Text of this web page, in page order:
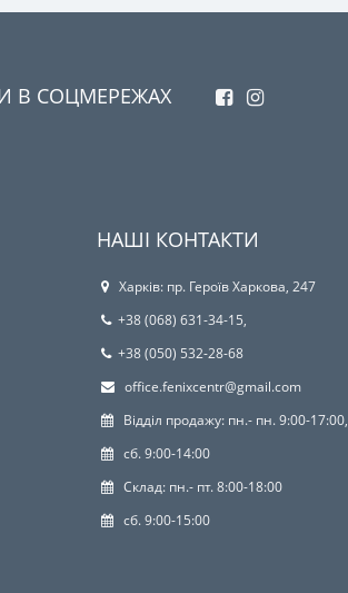
В СОЦМЕРЕЖАХ
НАШІ КОНТАКТИ
Харків: пр. Героїв Харкова, 247
+38 (068) 631-34-15,
+38 (050) 532-28-68
office.fenixcentr@gmail.com
Відділ продажу: пн.- пн. 9:00-17:00,
сб. 9:00-14:00
Склад: пн.- пт. 8:00-18:00
сб. 9:00-15:00